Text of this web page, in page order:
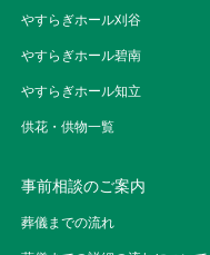
やすらぎホール刈谷
やすらぎホール碧南
やすらぎホール知立
供花・供物一覧
事前相談のご案内
葬儀までの流れ